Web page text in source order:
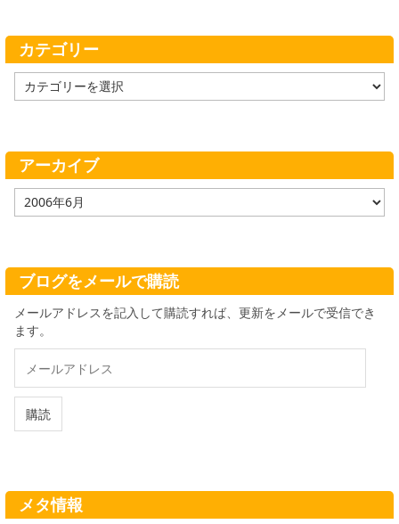
カテゴリー
テ
ー
アーカイブ
ア
ー
ブ
ブログをメールで購読
メールアドレスを記入して購読すれば、更新をメールで受信でき
ます。
ル
ド
購読
メタ情報